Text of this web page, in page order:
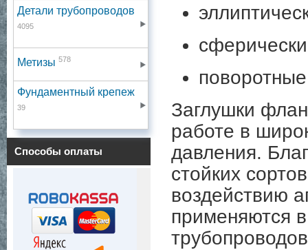
Детали трубопроводов
4095
Метизы 578
Фундаментный крепеж
39
Способы оплаты
Заглушки
работе в
давления.
стойких
воздействию
применяются